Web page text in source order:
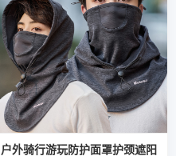
户外骑行游玩防护面罩护颈遮阳